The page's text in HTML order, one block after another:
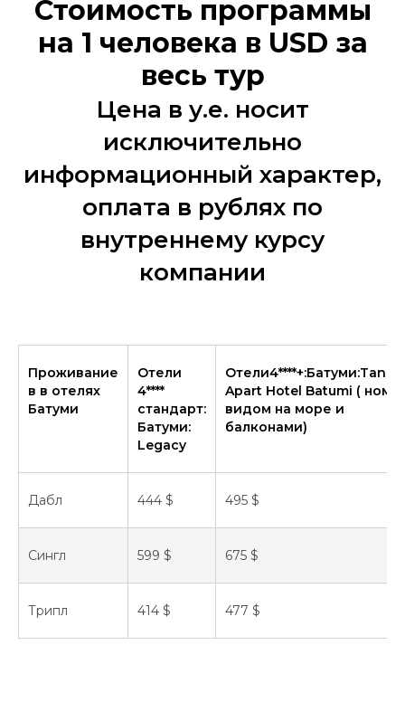
Стоимость программы
на 1 человека в USD за
весь тур
Цена в у.е. носит
исключительно
информационный характер,
оплата в рублях по
внутреннему курсу
компании
Проживание
в в отелях
Батуми
Отели
4****
стандарт:
Батуми:
Legacy
Apart Hotel Batumi (
видом на море и
балконами)
Дабл 444 $ 495 $
Сингл 599 $ 675 $
Трипл 414 $ 477 $